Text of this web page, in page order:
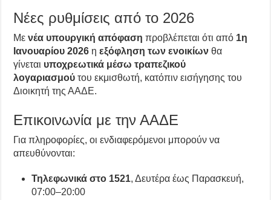
Νέες ρυθμίσεις από το 2026
Μενέα υπουργική απόφαση προβλέπεται ότι από 1η
Ιανουαρίου 2026 ηεξόφληση των ενοικίων θα
γίνεται υποχρεωτικά μέσω τραπεζικού
λογαριασμού του εκμισθωτή, κατόπιν εισήγησης του
Διοικητή της ΑΑΔΕ.
Επικοινωνία με την ΑΑΔΕ
Για πληροφορίες, οι ενδιαφερόμενοι μπορούν να
απευθύνονται:
Τηλεφωνικά στο 1521, Δευτέρα έως Παρασκευή,
07:00–20:00